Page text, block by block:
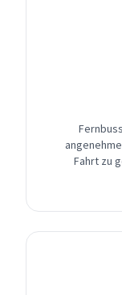
Fahrt zu